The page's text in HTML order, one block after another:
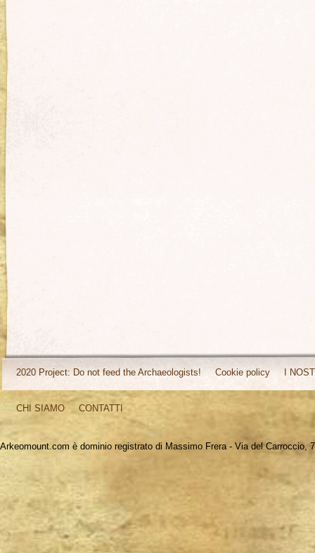
2020 Project: Do not feed the Archaeologists! Cookie policy I
CHI SIAMO CONTATTI
Arkeomount.com è dominio registrato di Massimo Frera - Via del